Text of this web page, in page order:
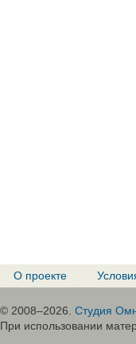
О проекте
© 2008–2026. Студия
При использовании